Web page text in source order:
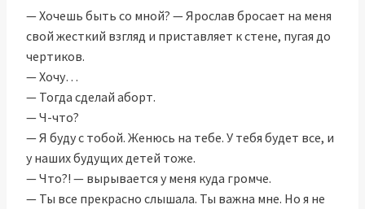
— Хочешь быть со мной? — Ярослав бросает на меня
свой жесткий взгляд и приставляет к стене, пугая до
чертиков.
— Хочу…
— Тогда сделай аборт.
— Ч-что?
— Я буду с тобой. Женюсь на тебе. У тебя будет все, и
у наших будущих детей тоже.
— Что?! — вырывается у меня куда громче.
— Ты все прекрасно слышала. Ты важна мне. Но я не